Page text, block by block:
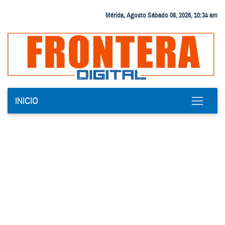
Mérida, Agosto Sábado 08, 2026, 10:34 am
INICIO